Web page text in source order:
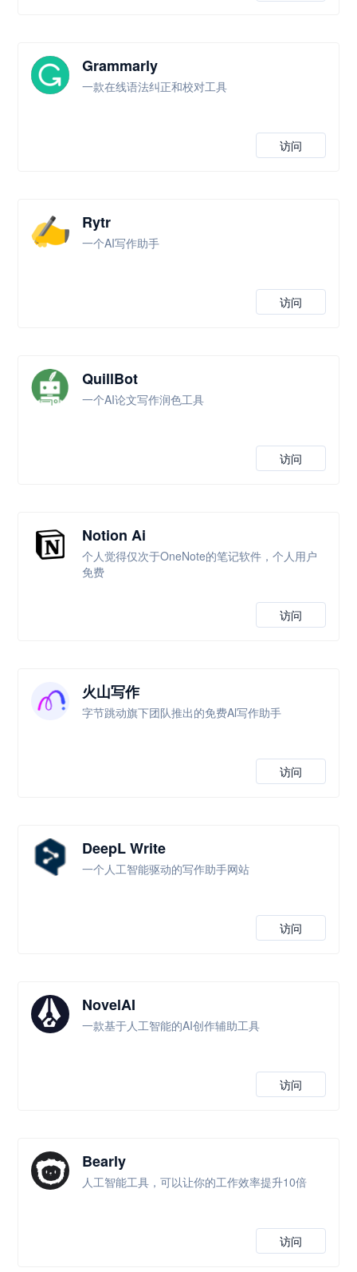
Grammarly
一款在线语法纠正和校对工具
访问
Rytr
一个AI写作助手
访问
QuillBot
一个AI论文写作润色工具
访问
Notion Ai
个人觉得仅次于OneNote的笔记软件，个人用户
免费
访问
火山写作
字节跳动旗下团队推出的免费Al写作助手
访问
DeepL Write
一个人工智能驱动的写作助手网站
访问
NovelAI
一款基于人工智能的AI创作辅助工具
访问
Bearly
人工智能工具，可以让你的工作效率提升10倍
访问